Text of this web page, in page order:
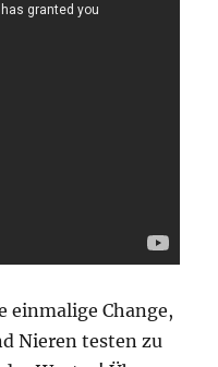
einmalige Change,
Nieren testen zu